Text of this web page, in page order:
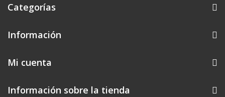
Categorías
Información
Mi cuenta
Información sobre la tienda